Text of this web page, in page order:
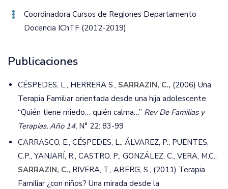
Coordinadora Cursos de Regiones Departamento
Docencia IChTF (2012-2019)
Publicaciones
CÉSPEDES, L., HERRERA S., SARRAZIN, C., (2006) Una
Terapia Familiar orientada desde una hija adolescente.
“Quién tiene miedo… quién calma…” Rev De Familias y
Terapias, Año 14, N° 22: 83-99
CARRASCO, E., CÉSPEDES, L., ÁLVAREZ, P., PUENTES,
C.P., YANJARÍ, R., CASTRO, P., GONZÁLEZ, C., VERA, M.C.,
SARRAZIN, C., RIVERA, T., ABERG, S., (2011) Terapia
Familiar ¿con niños? Una mirada desde la